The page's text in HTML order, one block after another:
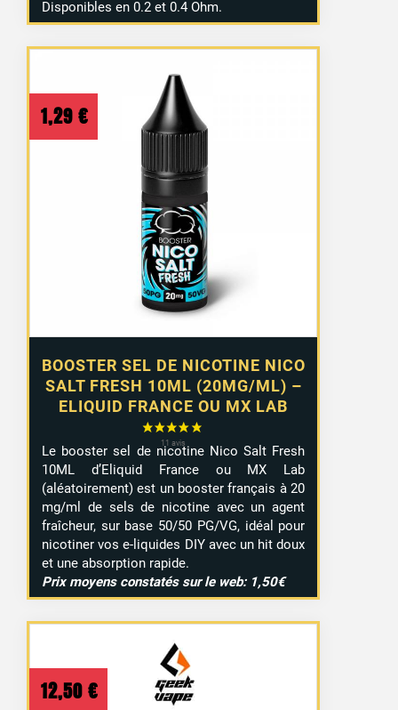
Disponibles en 0.2 et 0.4 Ohm.
BOOSTER SEL DE NICOTINE NICO
SALT FRESH 10ML (20MG/ML) –
ELIQUID FRANCE OU MX LAB
1,29 €
Le booster sel de nicotine Nico Salt Fresh
10ML d’Eliquid France ou MX Lab
(aléatoirement) est un booster français à 20
mg/ml de sels de nicotine avec un agent
fraîcheur, sur base 50/50 PG/VG, idéal pour
nicotiner vos e-liquides DIY avec un hit doux
et une absorption rapide.
Prix moyens constatés sur le web: 1,50€
12,50 €